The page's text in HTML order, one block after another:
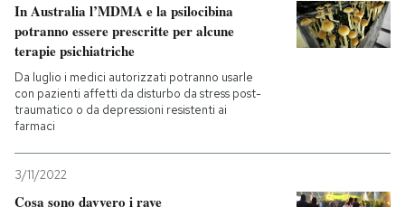
I MIEI PREFERITI
SHOP
In Australia l’MDMA e la psilocibina
potranno essere prescritte per alcune
terapie psichiatriche
Da luglio i medici autorizzati potranno usarle
con pazienti affetti da disturbo da stress post-
traumatico o da depressioni resistenti ai
farmaci
3/11/2022
Cosa sono davvero i rave